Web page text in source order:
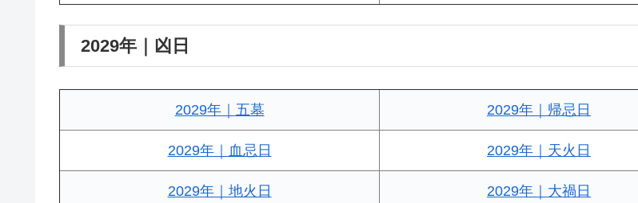
2029年｜凶日
2029年｜五墓 2029年｜帰忌日
2029年｜血忌日 2029年｜天火日
2029年｜地火日 2029年｜大禍日